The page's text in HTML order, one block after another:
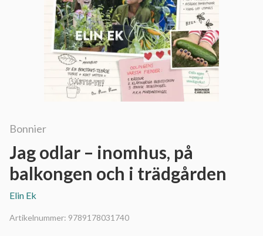
Bonnier
Jag odlar – inomhus, på
balkongen och i trädgården
Elin Ek
Artikelnummer: 9789178031740